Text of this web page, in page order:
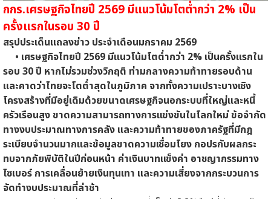
กกร.เศรษฐกิจไทยปี 2569 มีแนวโน้มโตต่ำกว่า 2% เป็น
ครั้งแรกในรอบ 30 ปี
สรุปประเด็นแถลงข่าว ประจำเดือนมกราคม 2569
• เศรษฐกิจไทยปี 2569 มีแนวโน้มโตต่ำกว่า 2% เป็นครั้งแรกใน
รอบ 30 ปี หากไม่รวมช่วงวิกฤติ ท่ามกลางความท้าทายรอบด้าน
และคาดว่าไทยจะโตต่ำสุดในภูมิภาค จากทั้งความเปราะบางเชิง
โครงสร้างที่มีอยู่เดิมด้วยขนาดเศรษฐกิจนอกระบบที่ใหญ่และหนี้
ครัวเรือนสูง ขาดความสามารถทางการแข่งขันในโลกใหม่ ข้อจำกัด
ทางงบประมาณทางการคลัง และความท้าทายของภาครัฐที่มีกฎ
ระเบียบจำนวนมากและข้อมูลขาดความเชื่อมโยง กอปรกับผลกระ
ทบจากภัยพิบัติในปีก่อนหน้า ค่าเงินบาทแข็งค่า อาชญากรรมทาง
ไซเบอร์ การเคลื่อนย้ายเงินทุนเทา และความเสี่ยงจากกระบวนการ
จัดทำงบประมาณที่ล่าช้า